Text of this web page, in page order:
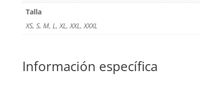
Talla
XS, S, M, L, XL, XXL, XXXL
Información específica